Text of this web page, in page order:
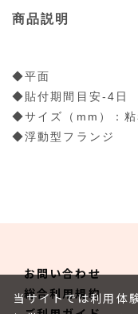
商品説明
◆平面
◆貼付期間目安-4日
◆サイズ（mm）：
◆浮動型フランジ
お問い合わせ
総合利用規約
当サイトでは利用体